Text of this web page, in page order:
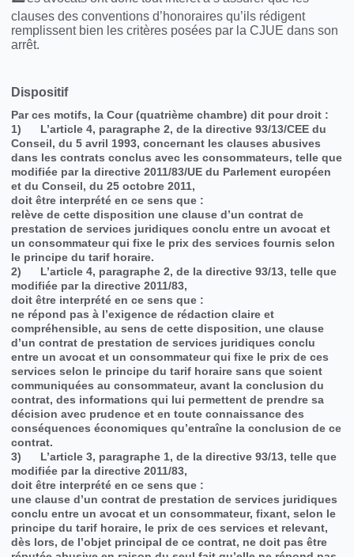
clauses des conventions d’honoraires qu’ils rédigent
remplissent bien les critères posées par la CJUE dans son
arrêt.
Dispositif
Par ces motifs, la Cour (quatrième chambre) dit pour droit :
1) L’article 4, paragraphe 2, de la directive 93/13/CEE du
Conseil, du 5 avril 1993, concernant les clauses abusives
dans les contrats conclus avec les consommateurs, telle que
modifiée par la directive 2011/83/UE du Parlement européen
et du Conseil, du 25 octobre 2011,
doit être interprété en ce sens que :
relève de cette disposition une clause d’un contrat de
prestation de services juridiques conclu entre un avocat et
un consommateur qui fixe le prix des services fournis selon
le principe du tarif horaire.
2) L’article 4, paragraphe 2, de la directive 93/13, telle que
modifiée par la directive 2011/83,
doit être interprété en ce sens que :
ne répond pas à l’exigence de rédaction claire et
compréhensible, au sens de cette disposition, une clause
d’un contrat de prestation de services juridiques conclu
entre un avocat et un consommateur qui fixe le prix de ces
services selon le principe du tarif horaire sans que soient
communiquées au consommateur, avant la conclusion du
contrat, des informations qui lui permettent de prendre sa
décision avec prudence et en toute connaissance des
conséquences économiques qu’entraîne la conclusion de ce
contrat.
3) L’article 3, paragraphe 1, de la directive 93/13, telle que
modifiée par la directive 2011/83,
doit être interprété en ce sens que :
une clause d’un contrat de prestation de services juridiques
conclu entre un avocat et un consommateur, fixant, selon le
principe du tarif horaire, le prix de ces services et relevant,
dès lors, de l’objet principal de ce contrat, ne doit pas être